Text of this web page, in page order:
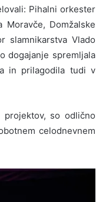
Pihalni orkester
Moravče, Domžalske
slamnikarstva Vlado
dogajanje spremljala
in prilagodila tudi v
so odlično
celodnevnem